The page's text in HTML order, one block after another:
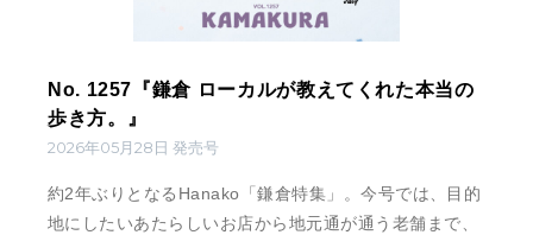
No. 1257『鎌倉 ローカルが教えてくれた本当の
歩き方。』
2026年05月28日 発売号
約2年ぶりとなるHanako「鎌倉特集」。今号では、目的
地にしたいあたらしいお店から地元通が通う老舗まで、